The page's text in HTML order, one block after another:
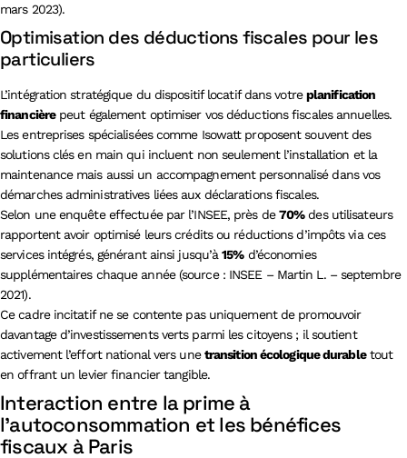
mars 2023).
Optimisation des déductions fiscales pour les
particuliers
L’intégration stratégique du dispositif locatif dans votreplanification
financièrepeut également optimiser vos déductions fiscales annuelles.
Les entreprises spécialisées comme Isowatt proposent souvent des
solutions clés en main qui incluent non seulement l’installation et la
maintenance mais aussi un accompagnement personnalisé dans vos
démarches administratives liées aux déclarations fiscales.
Selon une enquête effectuée par l’INSEE, près de70%des utilisateurs
rapportent avoir optimisé leurs crédits ou réductions d’impôts via ces
services intégrés, générant ainsi jusqu’à15%d’économies
supplémentaires chaque année (source : INSEE – Martin L. – septembre
2021).
Ce cadre incitatif ne se contente pas uniquement de promouvoir
davantage d’investissements verts parmi les citoyens ; il soutient
activement l’effort national vers unetransition écologique durabletout
en offrant un levier financier tangible.
Interaction entre la prime à
l’autoconsommation et les bénéfices
fiscaux à Paris